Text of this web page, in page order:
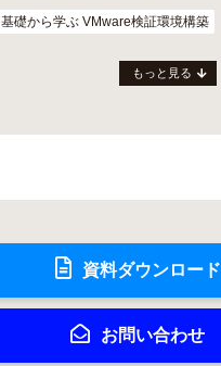
基礎から学ぶ VMware検証環境構築
もっと見る
資料ダウンロード
お問い合わせ